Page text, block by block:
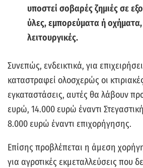
υποστεί σοβαρές ζημιές σε
ύλες, εμπορεύματα ή οχήματα,
λειτουργικές.
Συνεπώς, ενδεικτικά, για
καταστραφεί ολοσχερώς οι
εγκαταστάσεις, αυτές θα λάβουν
ευρώ, 14.000 ευρώ έναντι
8.000 ευρώ έναντι επιχορήγησης.
Επίσης προβλέπεται η άμεση
για αγροτικές εκμεταλλεύσεις που